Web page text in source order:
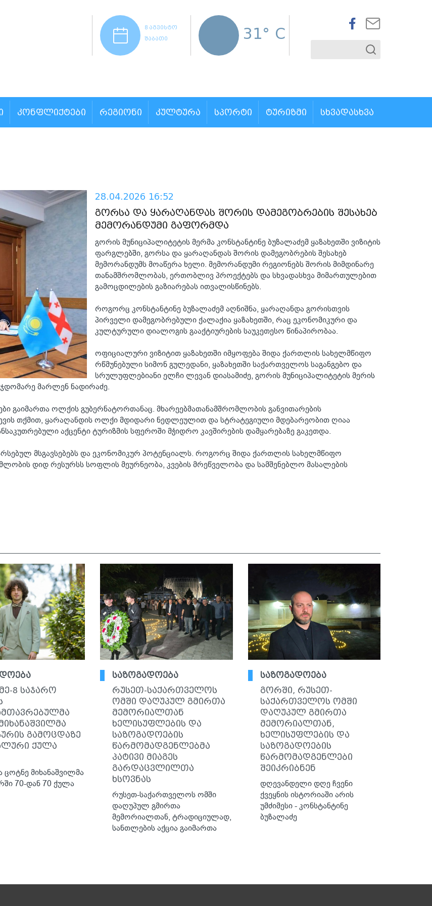
8 აგვისტო
შაბათი
31° C
ᲙᲝᲜᲤᲚᲘᲥᲢᲔᲑᲘ ᲠᲔᲒᲘᲝᲜᲘ ᲙᲣᲚᲢᲣᲠᲐ ᲡᲞᲝᲠᲢᲘ ᲢᲣᲠᲘᲖᲛᲘ ᲡᲮᲕᲐᲓᲐᲡᲮᲕᲐ
28.04.2026 16:52
გორსა და ყარაღანდას შორის დამეგობრების შესახებ
მემორანდუმი გაფორმდა
გორის მუნიციპალიტეტის მერმა კონსტანტინე ბუზალაძემ ყაზახეთში ვიზიტის
ფარგლებში, გორსა და ყარაღანდას შორის დამეგობრების შესახებ
მემორანდუმს მოაწერა ხელი. მემორანდუმი რეგიონებს შორის მიმდინარე
თანამშრომლობას, ერთობლივ პროექტებს და სხვადასხვა მიმართულებით
გამოცდილების გაზიარებას ითვალისწინებს.
როგორც კონსტანტინე ბუზალაძემ აღნიშნა, ყარაღანდა გორისთვის
პირველი დამეგობრებული ქალაქია ყაზახეთში, რაც ეკონომიკური და
კულტურული დიალოგის გააქტიურების საუკეთესო წინაპირობაა.
ოფიციალური ვიზიტით ყაზახეთში იმყოფება შიდა ქართლის სახელმწიფო
რწმუნებული სიმონ გულედანი, ყაზახეთში საქართველოს საგანგებო და
სრულუფლებიანი ელჩი ლევან დიასამიძე, გორის მუნიციპალიტეტის მერის
მარლენ ნადირაძე.
გაიმართა ოლქის გუბერნატორთანაც. მხარეებმათანამშრომლობის განვითარების
თქმით, ყარაღანდის ოლქი მდიდარი ნედლეულით და სტრატეგიული მდებარეობით ღიაა
აქცენტი ტურიზმის სფეროში მჭიდრო კავშირების დამყარებაზე გაკეთდა.
მსგავსებებს და ეკონომიკურ პოტენციალს. როგორც შიდა ქართლის სახელმწიფო
დიდ რესურსს სოფლის მეურნეობა, კვების მრეწველობა და სამშენებლო მასალების
8 საჯარო
გამოცდაზე
ქულა
მიხანაშვილმა
70-დან 70 ქულა
საზოგადოება
რუსეთ-საქართველოს
ომში დაღუპულ გმირთა
მემორიალთან
ხელისუფლების და
საზოგადოების
წარმომადგენლებმა
პატივი მიაგეს
გარდაცვლილთა
ხსოვნას
რუსეთ-საქართველოს ომში
დაღუპულ გმირთა
მემორიალთან, ტრადიციულად,
სანთლების აქცია გაიმართა
საზოგადოება
გორში, რუსეთ-
საქართველოს ომში
დაღუპულ გმირთა
მემორიალთან,
ხელისუფლების და
საზოგადოების
წარმომადგენლები
შეიკრიბნენ
დღევანდელი დღე ჩვენი
ქვეყნის ისტორიაში არის
უმძიმესი - კონსტანტინე
ბუზალაძე